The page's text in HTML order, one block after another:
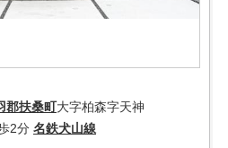
郡扶桑町大字柏森字天神
2分 名鉄犬山線